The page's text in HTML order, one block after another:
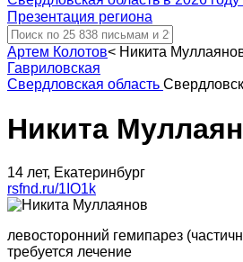
Презентация региона
Артем Колотов< Никита
Гавриловская
Свердловская область
Никита
14 лет, Екатеринбург
rsfnd.ru/1IO1k
левосторонний гемипарез
требуется лечение